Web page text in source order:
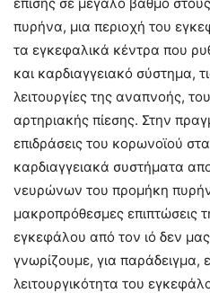
πυρήνα, μια περιοχή του
τα εγκεφαλικά κέντρα που
και καρδιαγγειακό σύστημα,
λειτουργίες της αναπνοής,
αρτηριακής πίεσης. Στην
επιδράσεις του κορωνοϊού
καρδιαγγειακά συστήματα
νευρώνων του προμήκη
μακροπρόθεσμες επιπτώσεις
εγκεφάλου από τον ιό δεν
γνωρίζουμε, για παράδειγμα,
λειτουργικότητα του